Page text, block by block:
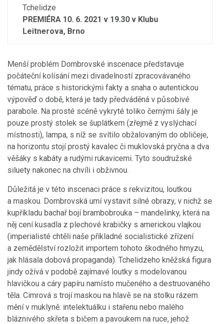
Tchelidze
PREMIÉRA 10. 6. 2021 v 19.30 v Klubu
Leitnerova, Brno
Menší problém Dombrovské inscenace představuje
počáteční kolísání mezi divadelností zpracovávaného
tématu, práce s historickými fakty a snaha o autentickou
výpověď o době, která je tady předváděná v působivé
parabole. Na prosté scéně vykryté toliko černými šály je
pouze prostý stolek se šuplátkem (zřejmě z vyslýchací
místnosti), lampa, s níž se svítilo obžalovaným do obličeje,
na horizontu stojí prostý kavalec či muklovská pryčna a dva
věšáky s kabáty a rudými rukavicemi. Tyto soudružské
siluety nakonec na chvíli i obživnou.
Důležitá je v této inscenaci práce s rekvizitou, loutkou
a maskou. Dombrovská umí vystavit silné obrazy, v nichž se
kupříkladu bachař bojí brambobrouka – mandelinky, která na
něj cení kusadla z plechové krabičky s americkou vlajkou
(imperialisté chtěli naše příkladné socialistické zřízení
a zemědělství rozložit importem tohoto škodného hmyzu,
jak hlásala dobová propaganda). Tchelidzeho kněžská figura
jindy ožívá v podobě zajímavé loutky s modelovanou
hlavičkou a cáry papíru namísto mučeného a destruovaného
těla. Cimrová s trojí maskou na hlavě se na stolku rázem
mění v muklyně: intelektuálku i stařenu nebo malého
bláznivého skřeta s bičem a pavoukem na ruce, jehož